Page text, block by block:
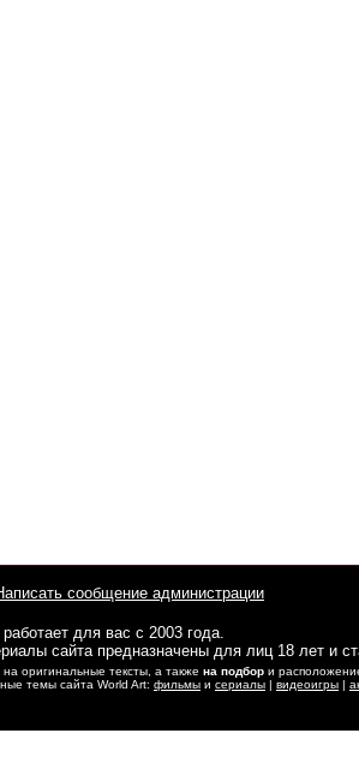
сообщение администрации
для вас с 2003 года.
сайта предназначены для лиц 18 лет и
оригинальные тексты, а также на подбор и
темы сайта World Art: фильмы и сериалы | видеоигры |